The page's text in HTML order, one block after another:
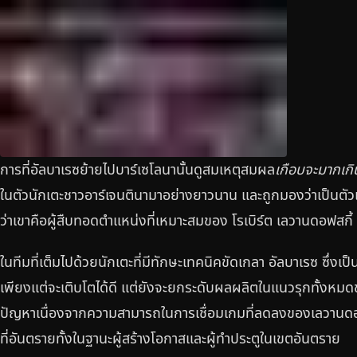
การที่อัลบาเรซย้ายไปบาร์เซโลนานั้นดูสมเหตุสมผลเกือบจะมากเกิ
ในตัวนักเตะชาวอาร์เจนตินามาอย่างยาวนาน และถูกมองว่าเป็นตั
ว่าเขาคือผู้สืบทอดตำแหน่งที่เหมาะสมของ โรเบิร์ต เลวานดอฟสกี้
ในทีมที่เต็มไปด้วยนักเตะที่มีทักษะเทคนิคขัดเกลา อัลบาเรซ ซึ่ง
เพียงแต่จะเติบโตได้ดี แต่ยังจะยกระดับผลผลิตในแนวรุกทั้งหม
ปัญหาเนื่องจากความสามารถในการเชื่อมเกมที่ลดลงของเลวา
ที่อันตรายทั้งในฐานะผู้สร้างโอกาสและผู้ทำประตูในเขตอันตราย